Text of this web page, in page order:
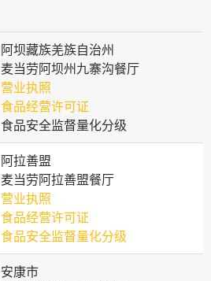
阿坝藏族羌族自治州
麦当劳阿坝州九寨沟餐厅
营业执照
食品经营许可证
食品安全监督量化分级
阿拉善盟
麦当劳阿拉善盟餐厅
营业执照
食品经营许可证
食品安全监督量化分级
安康市